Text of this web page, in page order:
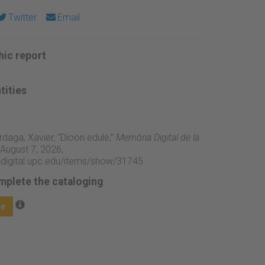
Twitter Email
report
Xavier, “Dioon edule,” Memòria Digital de la
7, 2026,
items/show/31745
the cataloging